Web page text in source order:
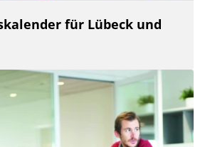
für Lübeck und